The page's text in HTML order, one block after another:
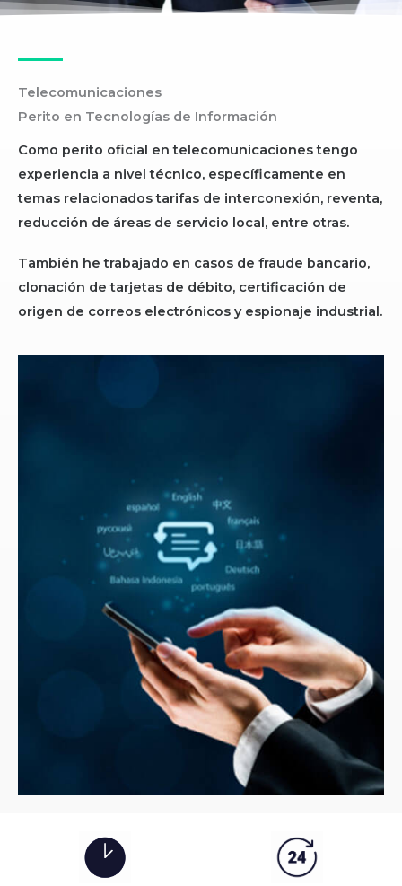
Telecomunicaciones
Perito en Tecnologías de Información
Como perito oficial en telecomunicaciones tengo
experiencia a nivel técnico, específicamente en
temas relacionados tarifas de interconexión, reventa,
reducción de áreas de servicio local, entre otras.
También he trabajado en casos de fraude bancario,
clonación de tarjetas de débito, certificación de
origen de correos electrónicos y espionaje industrial.